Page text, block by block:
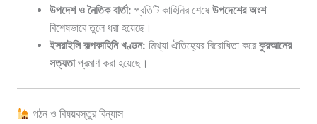
উপদেশ ও নৈতিক বার্তা: প্রতিটি কাহিনির শেষেউপদেশের অংশ
বিশেষভাবে তুলে ধরা হয়েছে।
ইসরাইলি কল্পকাহিনি খণ্ডন: মিথ্যা ঐতিহ্যের বিরোধিতা করেকুরআনের
সত্যতাপ্রমাণ করা হয়েছে।
গঠন ও বিষয়বস্তুর বিন্যাস